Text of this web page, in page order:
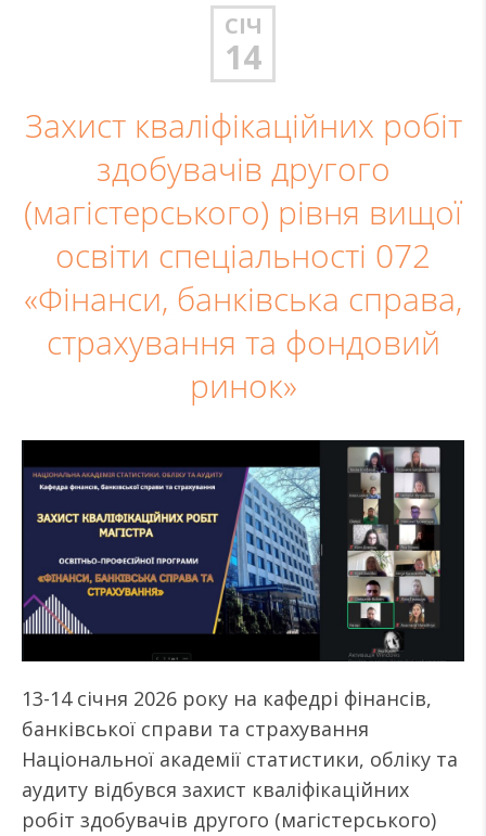
СІЧ
14
Захист кваліфікаційних робіт
здобувачів другого
(магістерського) рівня вищої
освіти спеціальності 072
«Фінанси, банківська справа,
страхування та фондовий
ринок»
13-14 січня 2026 року на кафедрі фінансів,
банківської справи та страхування
Національної академії статистики, обліку та
аудиту відбувся захист кваліфікаційних
робіт здобувачів другого (магістерського)